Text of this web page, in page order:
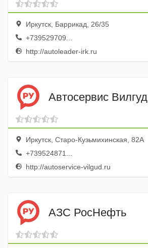
Иркутск, Баррикад, 26/35
+739529709...
http://autoleader-irk.ru
Автосервис Вилгуд
Иркутск, Старо-Кузьмихинская, 82А
+739524871...
http://autoservice-vilgud.ru
АЗС РосНефть